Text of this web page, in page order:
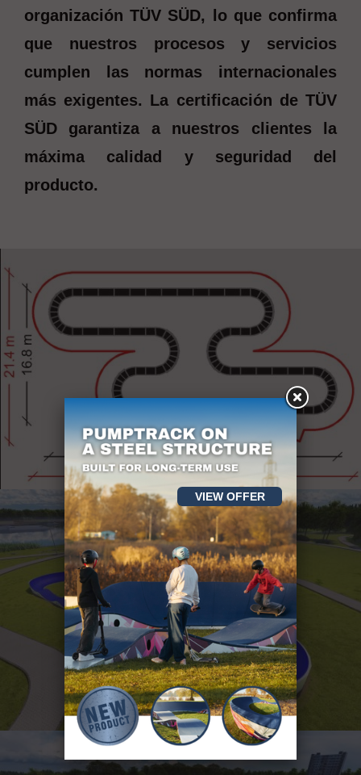
organización TÜV SÜD, lo que confirma
que nuestros procesos y servicios
cumplen las normas internacionales
más exigentes. La certificación de TÜV
SÜD garantiza a nuestros clientes la
máxima calidad y seguridad del
producto.
VIEW OFFER